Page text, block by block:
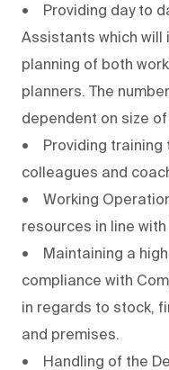
• Providing day to
Assistants which will
planning of both
planners. The
dependent on size
• Providing training
colleagues and
• Working
resources in line
• Maintaining a high
compliance with
in regards to stock,
and premises.
• Handling of the